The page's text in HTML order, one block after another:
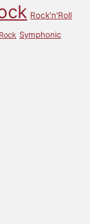
Rock'n'Roll
Symphonic